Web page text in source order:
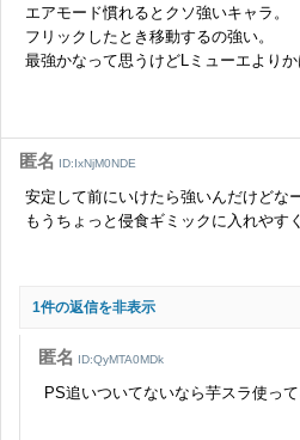
エアモード慣れるとクソ強いキャラ。
フリックしたとき移動するの強い。
最強かなって思うけどLミューエより
匿名 ID:IxNjM0NDE
安定して前にいけたら強いんだけどな
もうちょっと侵食ギミックに入れやす
1件の返信を非表示
匿名 ID:QyMTA0MDk
PS追いついてないなら芋スラ使っ